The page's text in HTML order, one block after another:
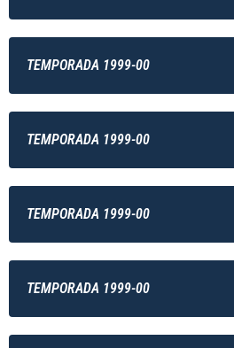
TEMPORADA 1999-00
TEMPORADA 1999-00
TEMPORADA 1999-00
TEMPORADA 1999-00